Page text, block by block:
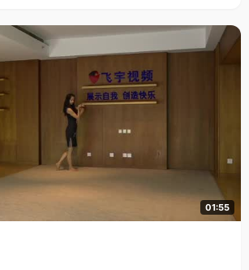
喜欢。
01:55